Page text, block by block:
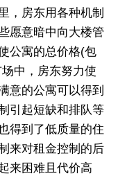
，房东用各种机制
愿意暗中向大楼管
公寓的总价格(包
中，房东努力使
意的公寓可以得到
引起短缺和排队等
得到了低质量的住
来对租金控制的后
来困难且代价高